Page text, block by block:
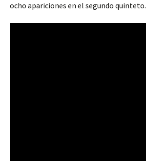
ocho apariciones en el segundo quinteto.